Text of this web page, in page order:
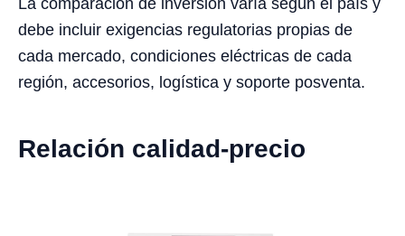
La comparación de inversión varía según el país y
debe incluir exigencias regulatorias propias de
cada mercado, condiciones eléctricas de cada
región, accesorios, logística y soporte posventa.
Relación calidad-precio